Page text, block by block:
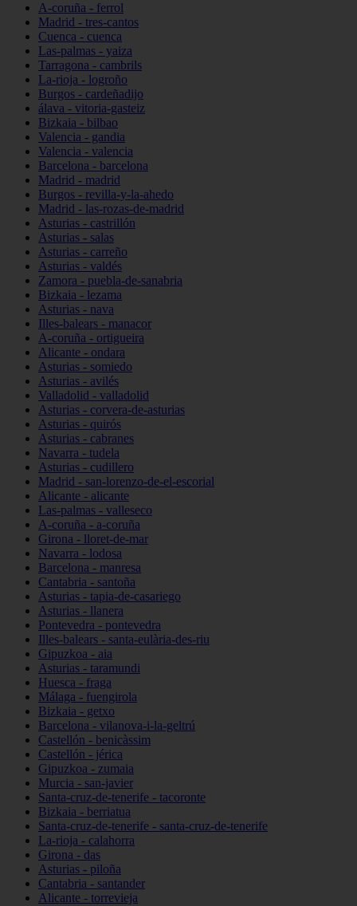
A-coruña - ferrol
Madrid - tres-cantos
Cuenca - cuenca
Las-palmas - yaiza
Tarragona - cambrils
La-rioja - logroño
Burgos - cardeñadijo
álava - vitoria-gasteiz
Bizkaia - bilbao
Valencia - gandia
Valencia - valencia
Barcelona - barcelona
Madrid - madrid
Burgos - revilla-y-la-ahedo
Madrid - las-rozas-de-madrid
Asturias - castrillón
Asturias - salas
Asturias - carreño
Asturias - valdés
Zamora - puebla-de-sanabria
Bizkaia - lezama
Asturias - nava
Illes-balears - manacor
A-coruña - ortigueira
Alicante - ondara
Asturias - somiedo
Asturias - avilés
Valladolid - valladolid
Asturias - corvera-de-asturias
Asturias - quirós
Asturias - cabranes
Navarra - tudela
Asturias - cudillero
Madrid - san-lorenzo-de-el-escorial
Alicante - alicante
Las-palmas - valleseco
A-coruña - a-coruña
Girona - lloret-de-mar
Navarra - lodosa
Barcelona - manresa
Cantabria - santoña
Asturias - tapia-de-casariego
Asturias - llanera
Pontevedra - pontevedra
Illes-balears - santa-eulària-des-riu
Gipuzkoa - aia
Asturias - taramundi
Huesca - fraga
Málaga - fuengirola
Bizkaia - getxo
Barcelona - vilanova-i-la-geltrú
Castellón - benicàssim
Castellón - jérica
Gipuzkoa - zumaia
Murcia - san-javier
Santa-cruz-de-tenerife - tacoronte
Bizkaia - berriatua
Santa-cruz-de-tenerife - santa-cruz-de-tenerife
La-rioja - calahorra
Girona - das
Asturias - piloña
Cantabria - santander
Alicante - torrevieja